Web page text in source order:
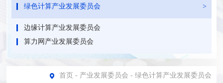
绿色计算产业发展委员会
边缘计算产业发展委员会
算力网产业发展委员会
首页 - 产业发展委员会 - 绿色计算产业发展委员会